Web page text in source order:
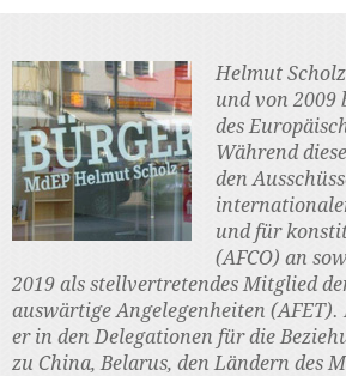
Helmut
und von 2009
des
Während
den
und für
(AFCO) an
2019 als stellvertretendes Mitglied
auswärtige Angelegenheiten (AFET).
er in den Delegationen für die
zu China, Belarus, den Ländern des